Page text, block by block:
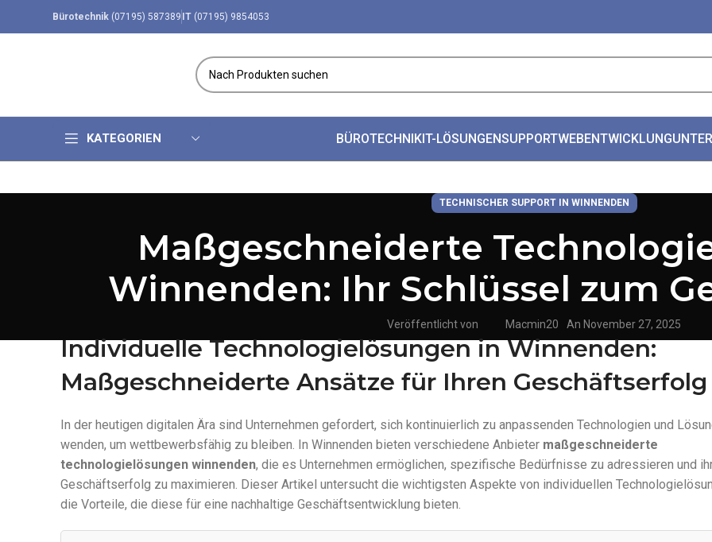
Bürotechnik (07195) 587389 IT (07195) 9854053
KATEGORIEN BÜROTECHNIKIT-LÖSUNGENSUPPORTWEBENTWICKLUNG
TECHNISCHER SUPPORT IN WINNENDEN
Maßgeschneiderte
Winnenden: Ihr Schlüssel zum
Veröffentlicht von Macmin20 An November 27, 2025
Individuelle Technologielösungen in Winnenden:
Maßgeschneiderte Ansätze für Ihren Geschäftserfolg
In der heutigen digitalen Ära sind Unternehmen gefordert, sich kontinuierlich zu anpassenden Technologien und
wenden, um wettbewerbsfähig zu bleiben. In Winnenden bieten verschiedene Anbieter maßgeschneiderte
technologielösungen winnenden, die es Unternehmen ermöglichen, spezifische Bedürfnisse zu adressieren und
Geschäftserfolg zu maximieren. Dieser Artikel untersucht die wichtigsten Aspekte von individuellen
die Vorteile, die diese für eine nachhaltige Geschäftsentwicklung bieten.